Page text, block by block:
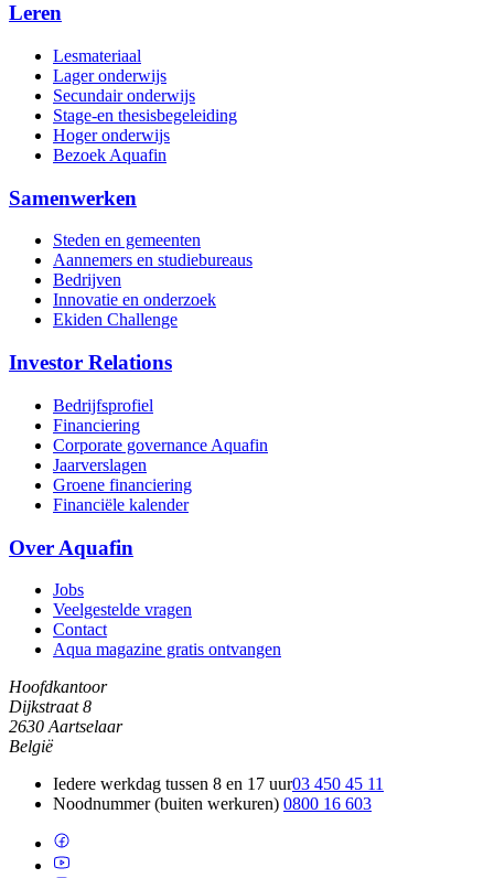
Leren
Lesmateriaal
Lager onderwijs
Secundair onderwijs
Stage-en thesisbegeleiding
Hoger onderwijs
Bezoek Aquafin
Samenwerken
Steden en gemeenten
Aannemers en studiebureaus
Bedrijven
Innovatie en onderzoek
Ekiden Challenge
Investor Relations
Bedrijfsprofiel
Financiering
Corporate governance Aquafin
Jaarverslagen
Groene financiering
Financiële kalender
Over Aquafin
Jobs
Veelgestelde vragen
Contact
Aqua magazine gratis ontvangen
Hoofdkantoor
Dijkstraat 8
2630 Aartselaar
België
Iedere werkdag tussen 8 en 17 uur03 450 45 11
Noodnummer (buiten werkuren) 0800 16 603